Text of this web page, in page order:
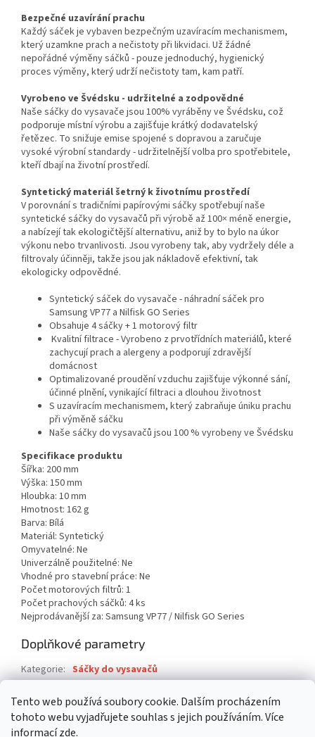
Tento web používá soubory cookie. Dalším procházením
tohoto webu vyjadřujete souhlas s jejich používáním. Více
informacízde.
Bezpečné uzavírání prachu
Každý sáček je vybaven bezpečným uzavíracím mechanismem,
který uzamkne prach a nečistoty při likvidaci. Už žádné
nepořádné výměny sáčků - pouze jednoduchý, hygienický
proces výměny, který udrží nečistoty tam, kam patří.
Vyrobeno ve Švédsku - udržitelné a zodpovědné
Naše sáčky do vysavače jsou 100% vyráběny ve Švédsku, což
podporuje místní výrobu a zajišťuje krátký dodavatelský
řetězec. To snižuje emise spojené s dopravou a zaručuje
vysoké výrobní standardy - udržitelnější volba pro spotřebitele,
kteří dbají na životní prostředí.
Syntetický materiál šetrný k životnímu prostředí
V porovnání s tradičními papírovými sáčky spotřebují naše
syntetické sáčky do vysavačů při výrobě až 100× méně energie,
a nabízejí tak ekologičtější alternativu, aniž by to bylo na úkor
výkonu nebo trvanlivosti. Jsou vyrobeny tak, aby vydržely déle a
filtrovaly účinněji, takže jsou jak nákladově efektivní, tak
ekologicky odpovědné.
Syntetický sáček do vysavače - náhradní sáček pro
Samsung VP77 a Nilfisk GO Series
Obsahuje 4 sáčky + 1 motorový filtr
Kvalitní filtrace - Vyrobeno z prvotřídních materiálů, které
zachycují prach a alergeny a podporují zdravější
domácnost
Optimalizované proudění vzduchu zajišťuje výkonné sání,
účinné plnění, vynikající filtraci a dlouhou životnost
S uzavíracím mechanismem, který zabraňuje úniku prachu
při výměně sáčku
Naše sáčky do vysavačů jsou 100 % vyrobeny ve Švédsku
Specifikace produktu
Šířka: 200 mm
Výška: 150 mm
Hloubka: 10 mm
Hmotnost: 162 g
Barva: Bílá
Materiál: Syntetický
Omyvatelné: Ne
Univerzálně použitelné: Ne
Vhodné pro stavební práce: Ne
Počet motorových filtrů: 1
Počet prachových sáčků: 4 ks
Nejprodávanější za: Samsung VP77 / Nilfisk GO Series
Doplňkové parametry
Kategorie: Sáčky do vysavačů
EAN: 5412810473045